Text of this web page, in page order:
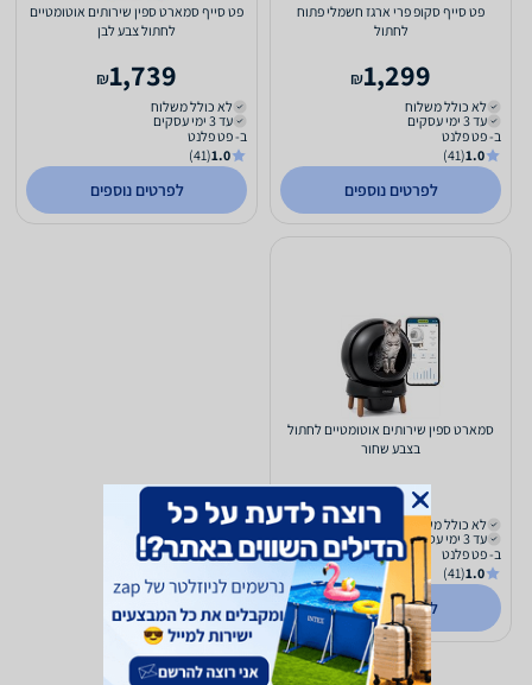
פט סייף סקופ פרי ארגז חשמלי פתוח
לחתול
1,299
₪
לא כולל משלוח
עד 3 ימי עסקים
ב- פט פלנט
1.0
(41)
לפרטים נוספים
פט סייף סמארט ספין שירותים אוטומטיים
לחתול צבע לבן
1,739
₪
לא כולל משלוח
עד 3 ימי עסקים
ב- פט פלנט
1.0
(41)
לפרטים נוספים
סמארט ספין שירותים אוטומטיים לחתול
בצבע שחור
1,739
לא כולל משלוח
עד 3 ימי עסקים
ב- פט פלנט
1.0
(41)
לפרטים נוספים